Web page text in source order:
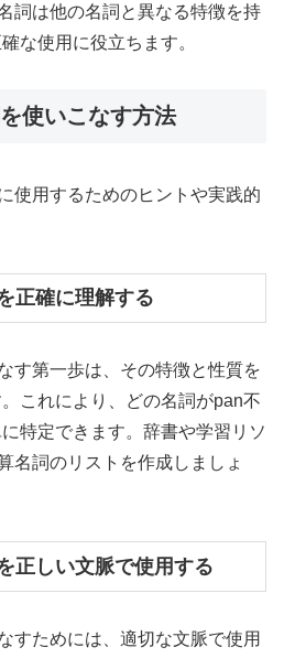
詞は他の名詞と異なる特徴を持
な使用に役立ちます。
使いこなす方法
使用するためのヒントや実践的
正確に理解する
す第一歩は、その特徴と性質を
これにより、どの名詞がpan不
特定できます。辞書や学習リソ
名詞のリストを作成しましょ
正しい文脈で使用する
すためには、適切な文脈で使用